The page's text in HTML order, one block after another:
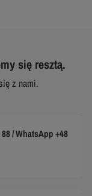
się resztą.
z nami.
/ WhatsApp +48